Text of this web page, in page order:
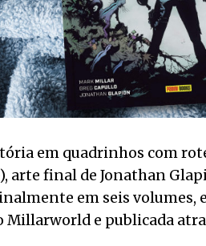
em quadrinhos com
arte final de Jonathan
em seis volumes,
e publicada